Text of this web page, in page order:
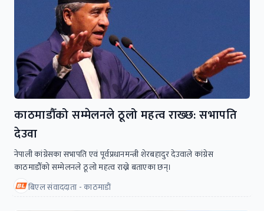
काठमाडौँको सम्मेलनले ठूलो महत्व राख्छ: सभापति
देउवा
नेपाली कांग्रेसका सभापति एवं पूर्वप्रधानमन्त्री शेरबहादुर देउवाले कांग्रेस
काठमाडौँको सम्मेलनले ठूलो महत्व राख्ने बताएका छन्।
बिएल संवाददाता - काठमाडाैं